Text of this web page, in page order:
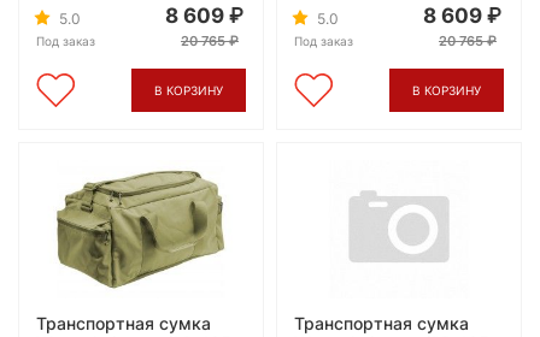
5.0
Под заказ
8 609
20 765
В КОРЗИНУ
5.0
Под заказ
8 609
20 765
В КОРЗИНУ
Транспортная сумка
Транспортная сумка